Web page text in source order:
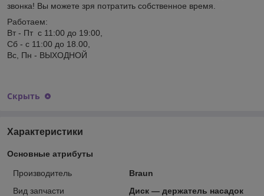
звонка! Вы можете зря потратить собственное время.
Работаем:
Вт - Пт с 11:00 до 19:00,
Сб - с 11:00 до 18.00,
Вс, Пн - ВЫХОДНОЙ
Скрыть
Характеристики
Основные атрибуты
Производитель
Braun
Вид запчасти
Диск — держатель насадок